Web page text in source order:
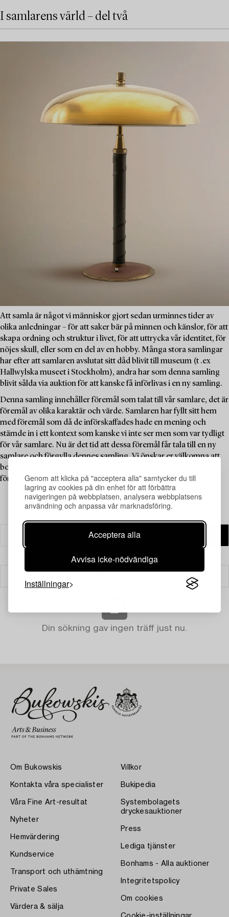
Genom att klicka på "acceptera alla" samtycker du till
lagring av cookies på din enhet för att förbättra
navigeringen på webbplatsen, analysera webbplatsens
användning och anpassa vår marknadsföring.
Acceptera alla
Avvisa icke-nödvändiga
Inställningar
I samlarens värld – del två
Att samla är något vi människor gjort sedan urminnes tider av
olika anledningar – för att saker bär på minnen och känslor, för att
skapa ordning och struktur i livet, för att uttrycka vår identitet, för
nöjes skull, eller som en del av en hobby. Många stora samlingar
har efter att samlaren avslutat sitt dåd blivit till museum (t .ex
Hallwylska museet i Stockholm), andra har som denna samling
blivit sålda via auktion för att kanske få införlivas i en ny samling.
Denna samling innehåller föremål som talat till vår samlare, det är
föremål av olika karaktär och värde. Samlaren har fyllt sitt hem
med föremål som då de införskaffades hade en mening och
stämde in i ett kontext som kanske vi inte ser men som var tydligt
för vår samlare. Nu är det tid att dessa föremål får tala till en ny
samlare och förgylla dennes samling. Vi önskar er välkomna att
botanisera bland denna mängd av roliga, udda och spännande
föremål.
Din sökning gav ingen träff just nu.
Om Bukowskis
Kontakta våra specialister
Våra Fine Art-resultat
Nyheter
Hemvärdering
Kundservice
Transport och uthämtning
Private Sales
Värdera & sälja
Villkor
Bukipedia
Systembolagets
dryckesauktioner
Press
Lediga tjänster
Bonhams - Alla auktioner
Integritetspolicy
Om cookies